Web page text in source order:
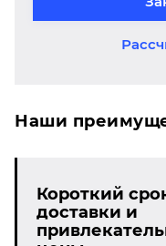
Наши
Короткий
доставки и